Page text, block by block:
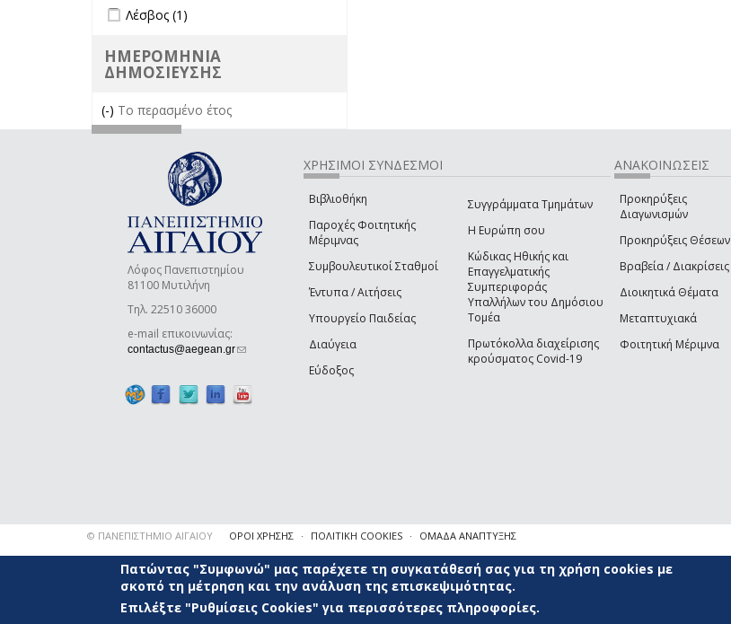
Apply Λέσβος filter
Λέσβος (1)
ΗΜΕΡΟΜΗΝΙΑ
ΔΗΜΟΣΙΕΥΣΗΣ
(-) Remove Το περασμένο έτος filter
Το περασμένο έτος
Λόφος Πανεπιστημίου
81100 Μυτιλήνη
Τηλ. 22510 36000
e-mail επικοινωνίας:
contactus@aegean.gr(link sends e-mail)
ΧΡΗΣΙΜΟΙ ΣΥΝΔΕΣΜΟΙ
Βιβλιοθήκη
Παροχές Φοιτητικής
Μέριμνας
Συμβουλευτικοί Σταθμοί
Έντυπα / Αιτήσεις
Υπουργείο Παιδείας
Διαύγεια
Εύδοξος
Συγγράμματα Τμημάτων
Η Ευρώπη σου
Κώδικας Ηθικής και
Επαγγελματικής
Συμπεριφοράς
Υπαλλήλων του Δημόσιου
Τομέα
Πρωτόκολλα διαχείρισης
κρούσματος Covid-19
ΑΝΑΚΟΙΝΩΣΕΙΣ
Προκηρύξεις
Διαγωνισμών
Προκηρύξεις Θέσεων
Βραβεία / Διακρίσεις
Διοικητικά Θέματα
Μεταπτυχιακά
Φοιτητική Μέριμνα
© ΠΑΝΕΠΙΣΤΗΜΙΟ ΑΙΓΑΙΟΥ ΟΡΟΙ ΧΡΗΣΗΣ ΠΟΛΙΤΙΚΗ COOKIES ΟΜΑΔΑ ΑΝΑΠΤΥΞΗΣ
Πατώντας "Συμφωνώ" μας παρέχετε τη συγκατάθεσή σας για τη χρήση cookies με
σκοπό τη μέτρηση και την ανάλυση της επισκεψιμότητας.
Επιλέξτε "Ρυθμίσεις Cookies" για περισσότερες πληροφορίες.